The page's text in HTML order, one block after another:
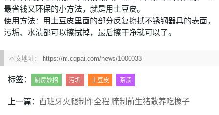
最省钱又环保的小方法，就是用土豆皮。
使用方法：用土豆皮里面的部分反复擦拭不锈钢器具的表面，
污垢、水渍都可以擦拭掉，最后擦干净就可以了。
本文地址： https://m.cqpai.com/news/1000033
标签： 厨房妙招 污垢 土豆皮 茶渍
上一篇： 西班牙火腿制作全程 腌制前生猪散养吃橡子